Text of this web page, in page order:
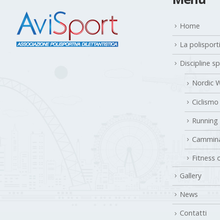
Home
La
Discipline
Nordic
Running
Fitness
Gallery
News
Contatti